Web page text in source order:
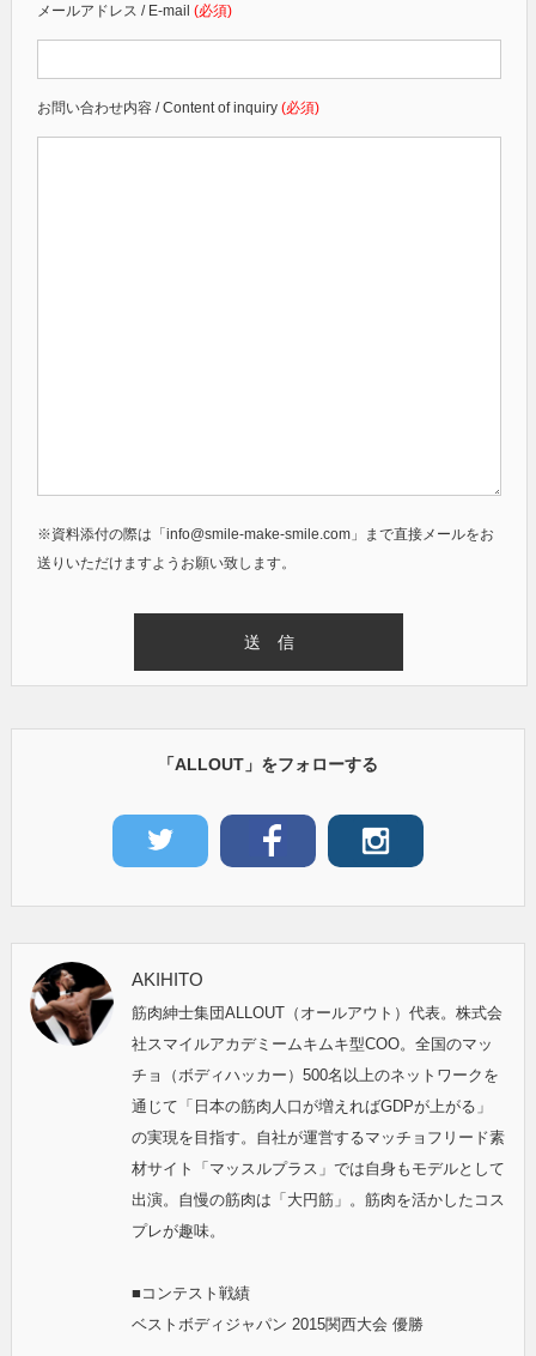
メールアドレス / E-mail (必須)
お問い合わせ内容 / Content of inquiry (必須)
※資料添付の際は「info@smile-make-smile.com」まで直接メールをお
送りいただけますようお願い致します。
「ALLOUT」をフォローする
AKIHITO
筋肉紳士集団ALLOUT（オールアウト）代表。株式会
社スマイルアカデミームキムキ型COO。全国のマッ
チョ（ボディハッカー）500名以上のネットワークを
通じて「日本の筋肉人口が増えればGDPが上がる」
の実現を目指す。自社が運営するマッチョフリード素
材サイト「マッスルプラス」では自身もモデルとして
出演。自慢の筋肉は「大円筋」。筋肉を活かしたコス
プレが趣味。
■コンテスト戦績
ベストボディジャパン 2015関西大会 優勝